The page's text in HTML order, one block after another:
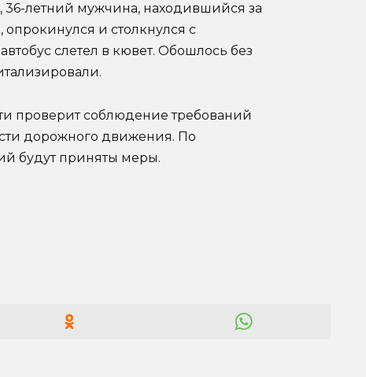
36-летний мужчина, находившийся за
и столкнулся с
слетел в кювет. Обошлось без
проверит соблюдение требований
дорожного движения. По
будут приняты меры.